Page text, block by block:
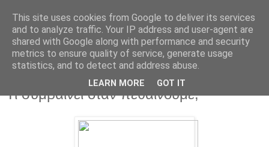
Τι συμβαίνει όταν πεθαίνουμε;
This site uses cookies from Google to deliver its services
and to analyze traffic. Your IP address and user-agent are
shared with Google along with performance and security
metrics to ensure quality of service, generate usage
statistics, and to detect and address abuse.
LEARN MORE GOT IT